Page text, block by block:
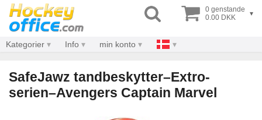
0 genstande
0.00 DKK
▾
Kategorier Info min konto
SafeJawz tandbeskytter–Extro-
serien–Avengers Captain Marvel